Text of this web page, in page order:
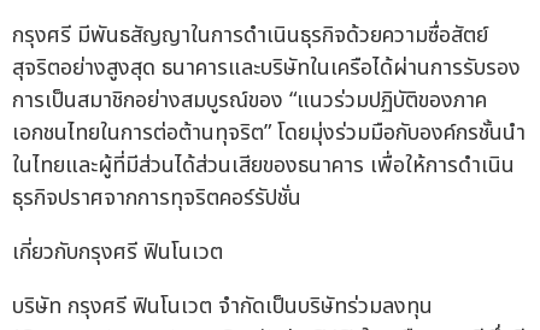
กรุงศรี มีพันธสัญญาในการดำเนินธุรกิจด้วยความซื่อสัตย์
สุจริตอย่างสูงสุด ธนาคารและบริษัทในเครือได้ผ่านการรับรอง
การเป็นสมาชิกอย่างสมบูรณ์ของ “แนวร่วมปฏิบัติของภาค
เอกชนไทยในการต่อต้านทุจริต” โดยมุ่งร่วมมือกับองค์กรชั้นนำ
ในไทยและผู้ที่มีส่วนได้ส่วนเสียของธนาคาร เพื่อให้การดำเนิน
ธุรกิจปราศจากการทุจริตคอร์รัปชั่น
เกี่ยวกับกรุงศรี ฟินโนเวต
บริษัท กรุงศรี ฟินโนเวต จำกัดเป็นบริษัทร่วมลงทุน